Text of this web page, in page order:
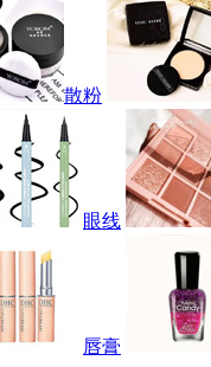
散粉
眼线
唇膏